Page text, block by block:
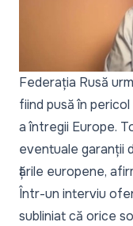
Federația Rusă
fiind pusă în
a întregii Europe.
eventuale garanții
țările europene,
Într-un interviu
subliniat că orice